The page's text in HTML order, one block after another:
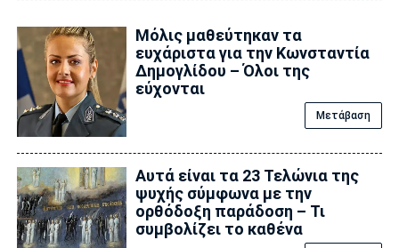
Μόλις μαθεύτηκαν τα
ευχάριστα για την Κωνσταντία
Δημογλίδου – Όλοι της
εύχονται
Μετάβαση
Αυτά είναι τα 23 Τελώνια της
ψυχής σύμφωνα με την
ορθόδοξη παράδοση – Τι
συμβολίζει το καθένα